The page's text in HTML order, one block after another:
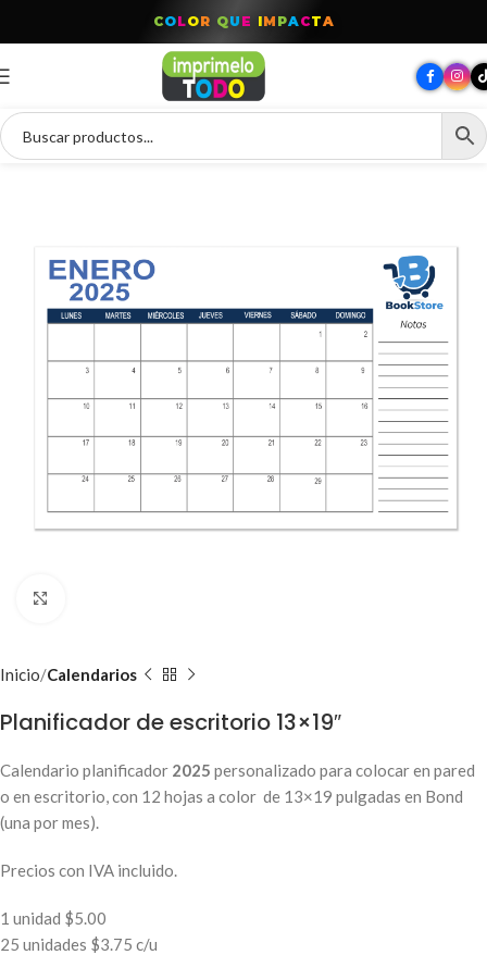
COLOR QU E IM PACTA
Inicio Calendarios
Planificador de escritorio 13×19″
Calendario planificador 2025 personalizado para colocar en pared
o en escritorio, con 12 hojas a color de 13×19 pulgadas en Bond
(una por mes).
Precios con IVA incluido.
1 unidad $5.00
25 unidades $3.75 c/u